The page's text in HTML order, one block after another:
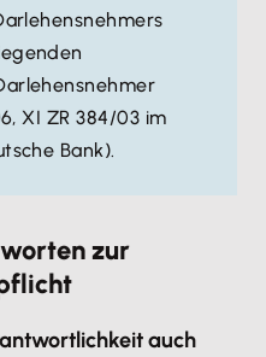
XI ZR 384/03 im
Bank).
zur
auch